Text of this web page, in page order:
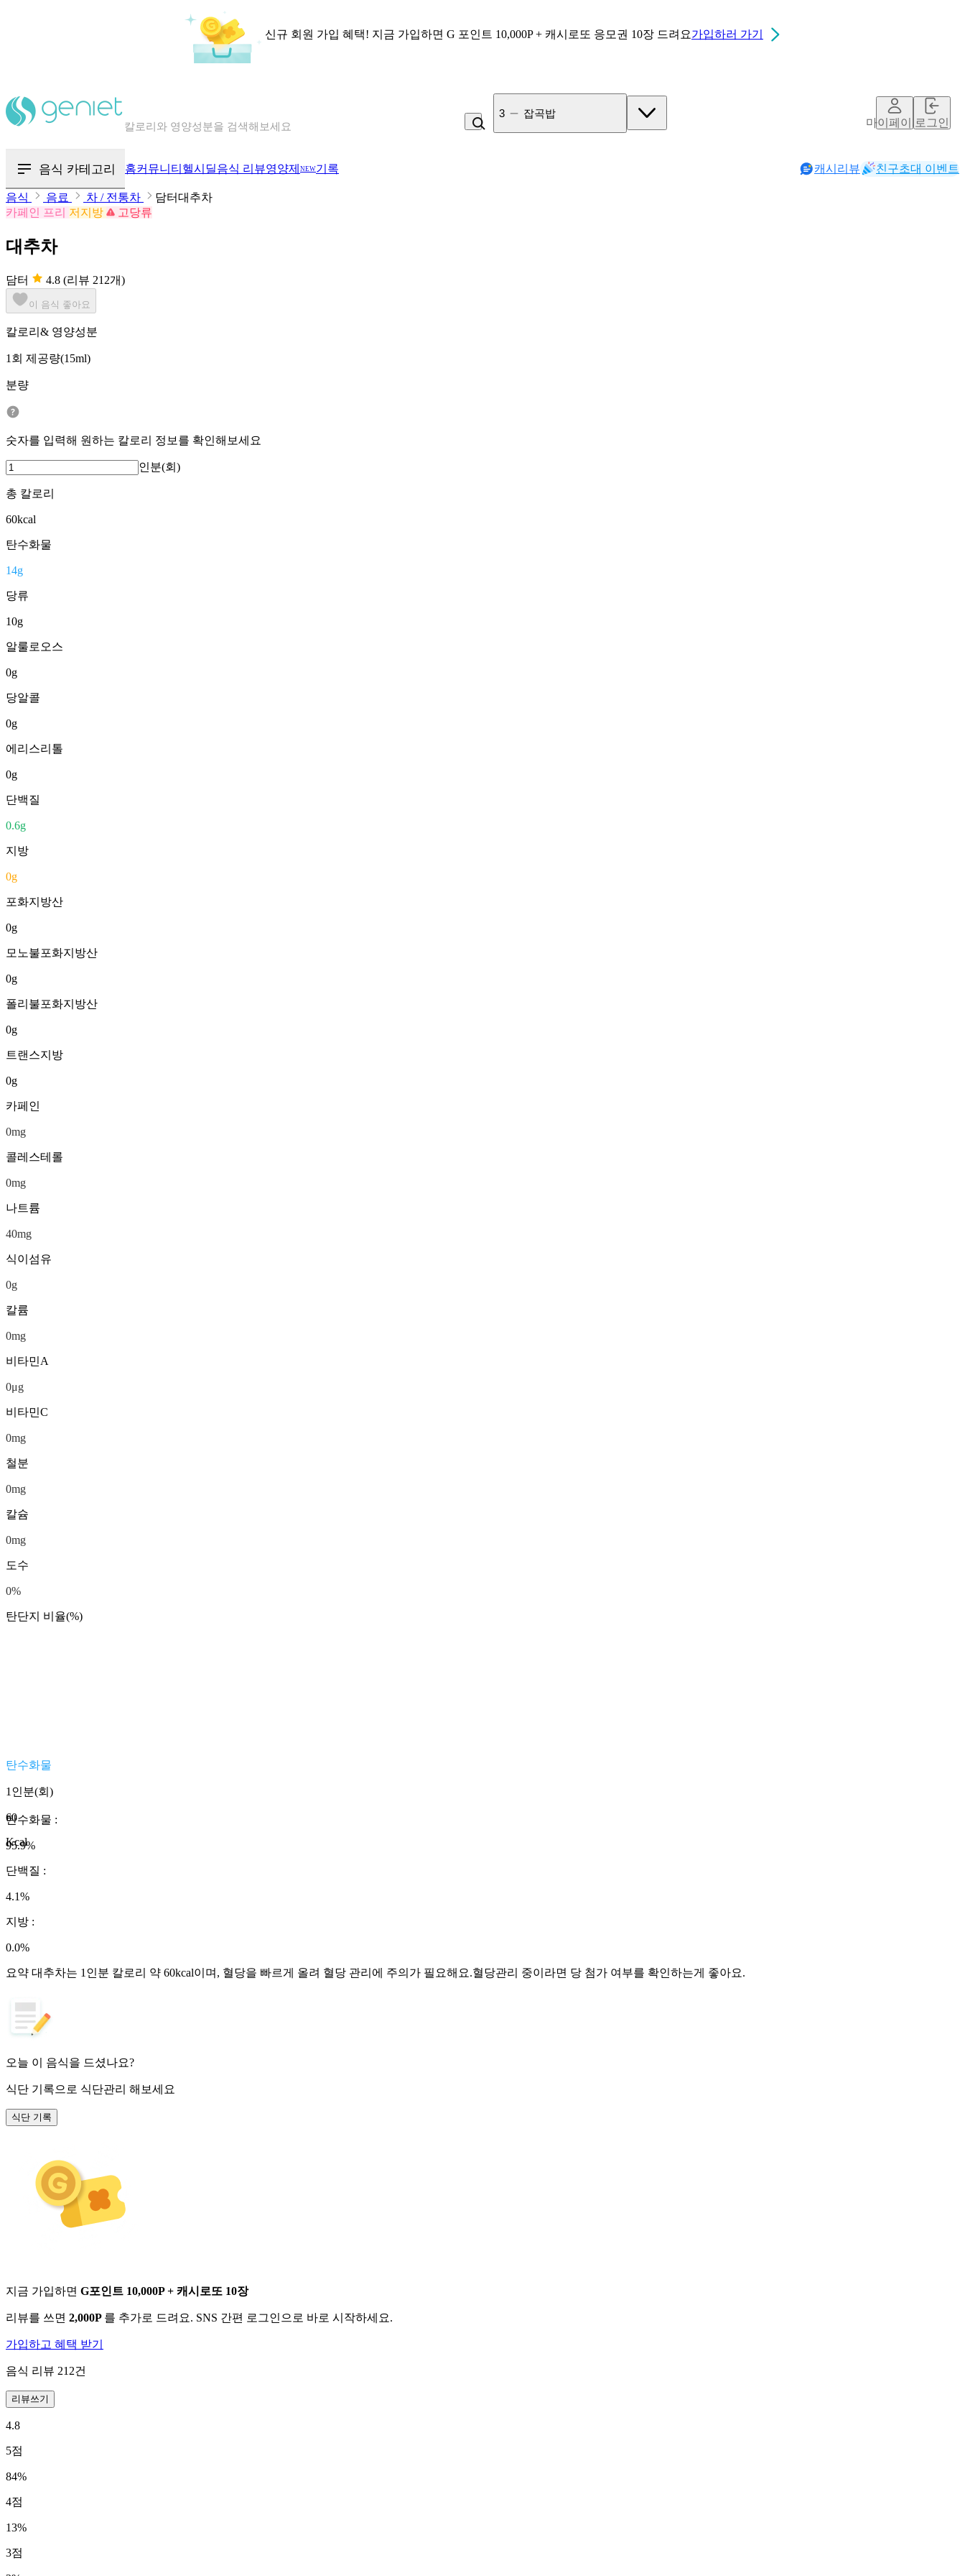
신규 회원 가입 혜택! 지금 가입하면 G 포인트 10,000P + 캐시로또 응모권 10장 드려요가입하러 가기
칼로리와 영양성분을 검색해보세요
4 라면
마이페이지로그인
음식 카테고리 홈커뮤니티 헬시딜음식 리뷰영양제 NEW기록 캐시리뷰 친구초대 이벤트
음식 음료 차 / 전통차
담터대추차
카페인 프리 저지방 고당류
대추차
담터 4.8 (리뷰 212개)
이 음식 좋아요
칼로리& 영양성분
1회 제공량(15ml)
분량
숫자를 입력해 원하는 칼로리 정보를 확인해보세요
인분(회)
총 칼로리
60kcal
탄수화물
14g
당류
10g
알룰로오스
0g
당알콜
0g
에리스리톨
0g
단백질
0.6g
지방
0g
포화지방산
0g
모노불포화지방산
0g
폴리불포화지방산
0g
트랜스지방
0g
카페인
0mg
콜레스테롤
0mg
나트륨
40mg
식이섬유
0g
칼륨
0mg
비타민A
0μg
비타민C
0mg
철분
0mg
칼슘
0mg
도수
0%
탄단지 비율(%)
탄수화물
1인분(회)
60
Kcal
탄수화물 :
95.9%
단백질 :
4.1%
지방 :
0.0%
요약 대추차는 1인분 칼로리 약 60kcal이며, 혈당을 빠르게 올려 혈당 관리에 주의가 필요해요.혈당관리 중이라면 당 첨가 여부를 확인하는게 좋아요.
오늘 이 음식을 드셨나요?
식단 기록으로 식단관리 해보세요
식단 기록
지금 가입하면 G포인트 10,000P + 캐시로또 10장
리뷰를 쓰면 2,000P 를 추가로 드려요. SNS 간편 로그인으로 바로 시작하세요.
가입하고 혜택 받기
음식 리뷰 212건
리뷰쓰기
4.8
5점
84%
4점
13%
3점